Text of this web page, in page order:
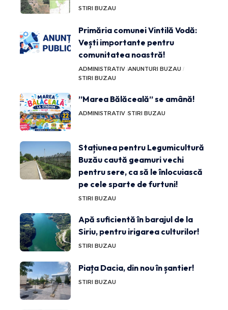
STIRI BUZAU
Primăria comunei Vintilă Vodă:
Vești importante pentru
comunitatea noastră!
ADMINISTRATIV ANUNTURI BUZAU
STIRI BUZAU
”Marea Bălăceală” se amână!
ADMINISTRATIV STIRI BUZAU
Stațiunea pentru Legumicultură
Buzău caută geamuri vechi
pentru sere, ca să le înlocuiască
pe cele sparte de furtuni!
STIRI BUZAU
Apă suficientă în barajul de la
Siriu, pentru irigarea culturilor!
STIRI BUZAU
Piața Dacia, din nou în șantier!
STIRI BUZAU